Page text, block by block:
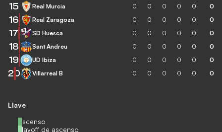
Llave
Ascenso
Playoff de ascenso
15 Real Murcia 0 0 0 0 0 0
16 Real Zaragoza 0 0 0 0 0 0
17 SD Huesca 0 0 0 0 0 0
18 Sant Andreu 0 0 0 0 0 0
19 UD Ibiza 0 0 0 0 0 0
20 Villarreal B 0 0 0 0 0 0